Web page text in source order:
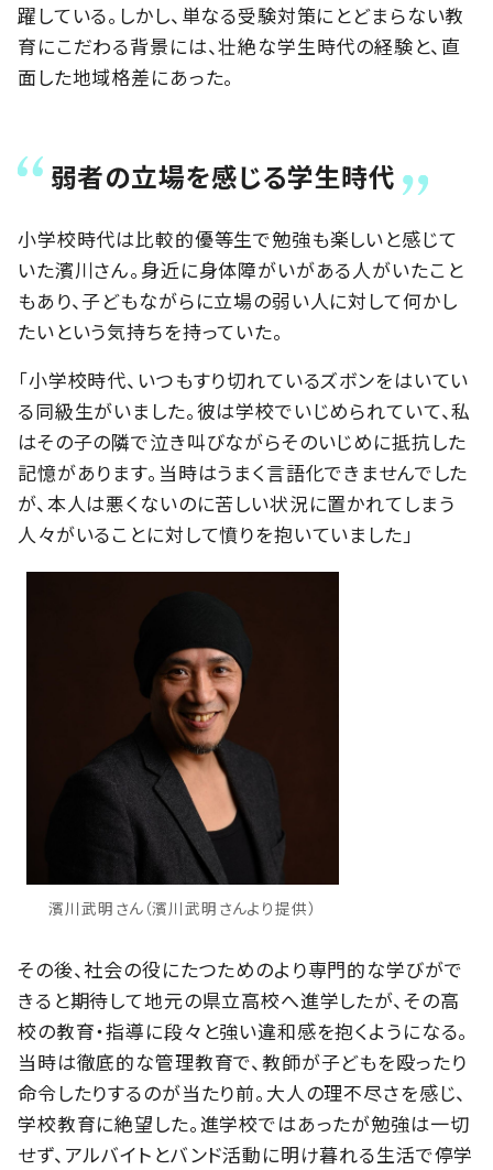
躍している。しかし、単なる受験対策にとどまらない教
育にこだわる背景には、壮絶な学生時代の経験と、直
面した地域格差にあった。
弱者の立場を感じる学生時代
小学校時代は比較的優等生で勉強も楽しいと感じて
いた濱川さん。身近に身体障がいがある人がいたこと
もあり、子どもながらに立場の弱い人に対して何かし
たいという気持ちを持っていた。
「小学校時代、いつもすり切れているズボンをはいてい
る同級生がいました。彼は学校でいじめられていて、私
はその子の隣で泣き叫びながらそのいじめに抵抗した
記憶があります。当時はうまく言語化できませんでした
が、本人は悪くないのに苦しい状況に置かれてしまう
人々がいることに対して憤りを抱いていました」
濱川武明さん（濱川武明さんより提供）
その後、社会の役にたつためのより専門的な学びがで
きると期待して地元の県立高校へ進学したが、その高
校の教育・指導に段々と強い違和感を抱くようになる。
当時は徹底的な管理教育で、教師が子どもを殴ったり
命令したりするのが当たり前。大人の理不尽さを感じ、
学校教育に絶望した。進学校ではあったが勉強は一切
せず、アルバイトとバンド活動に明け暮れる生活で停学